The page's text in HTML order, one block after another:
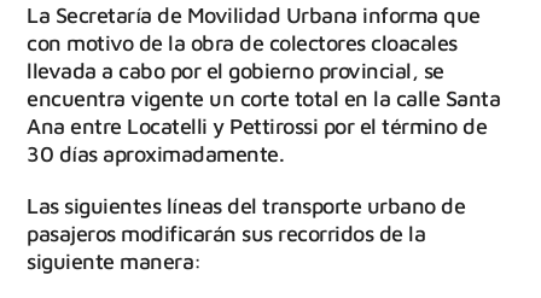
La Secretaría de Movilidad Urbana informa que
con motivo de la obra de colectores cloacales
llevada a cabo por el gobierno provincial, se
encuentra vigente un corte total en la calle Santa
Ana entre Locatelli y Pettirossi por el término de
30 días aproximadamente.
Las siguientes líneas del transporte urbano de
pasajeros modificarán sus recorridos de la
siguiente manera: